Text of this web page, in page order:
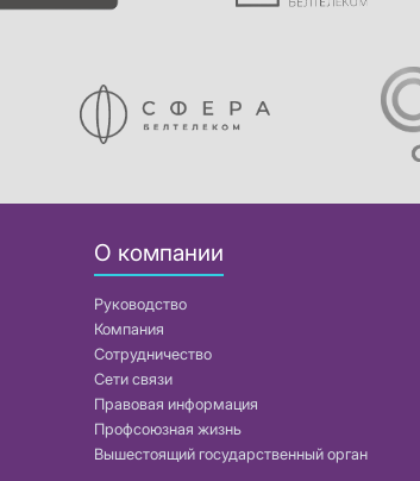
О компании
Руководство
Компания
Сотрудничество
Сети связи
Правовая информация
Профсоюзная жизнь
Вышестоящий государственный орган